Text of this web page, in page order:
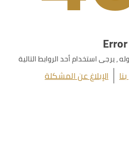
Error
يرجى استخدام أحد الروابط التالية
الإبلاغ عن المشكلة